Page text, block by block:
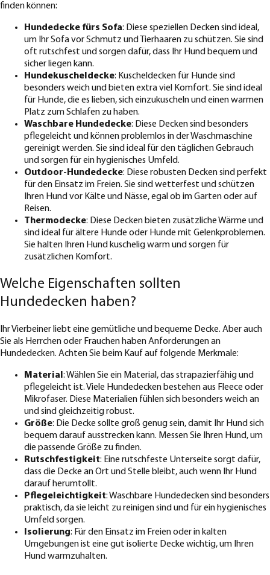
finden können:
Hundedecke fürs Sofa: Diese speziellen Decken sind ideal,
um Ihr Sofa vor Schmutz und Tierhaaren zu schützen. Sie sind
oft rutschfest und sorgen dafür, dass Ihr Hund bequem und
sicher liegen kann.
Hundekuscheldecke: Kuscheldecken für Hunde sind
besonders weich und bieten extra viel Komfort. Sie sind ideal
für Hunde, die es lieben, sich einzukuscheln und einen warmen
Platz zum Schlafen zu haben.
Waschbare Hundedecke: Diese Decken sind besonders
pflegeleicht und können problemlos in der Waschmaschine
gereinigt werden. Sie sind ideal für den täglichen Gebrauch
und sorgen für ein hygienisches Umfeld.
Outdoor-Hundedecke: Diese robusten Decken sind perfekt
für den Einsatz im Freien. Sie sind wetterfest und schützen
Ihren Hund vor Kälte und Nässe, egal ob im Garten oder auf
Reisen.
Thermodecke: Diese Decken bieten zusätzliche Wärme und
sind ideal für ältere Hunde oder Hunde mit Gelenkproblemen.
Sie halten Ihren Hund kuschelig warm und sorgen für
zusätzlichen Komfort.
Welche Eigenschaften sollten
Hundedecken haben?
Ihr Vierbeiner liebt eine gemütliche und bequeme Decke. Aber auch
Sie als Herrchen oder Frauchen haben Anforderungen an
Hundedecken. Achten Sie beim Kauf auf folgende Merkmale:
Material : Wählen Sie ein Material, das strapazierfähig und
pflegeleicht ist. Viele Hundedecken bestehen aus Fleece oder
Mikrofaser. Diese Materialien fühlen sich besonders weich an
und sind gleichzeitig robust.
Größe: Die Decke sollte groß genug sein, damit Ihr Hund sich
bequem darauf ausstrecken kann. Messen Sie Ihren Hund, um
die passende Größe zu finden.
Rutschfestigkeit: Eine rutschfeste Unterseite sorgt dafür,
dass die Decke an Ort und Stelle bleibt, auch wenn Ihr Hund
darauf herumtollt.
Pflegeleichtigkeit: Waschbare Hundedecken sind besonders
praktisch, da sie leicht zu reinigen sind und für ein hygienisches
Umfeld sorgen.
Isolierung: Für den Einsatz im Freien oder in kalten
Umgebungen ist eine gut isolierte Decke wichtig, um Ihren
Hund warmzuhalten.